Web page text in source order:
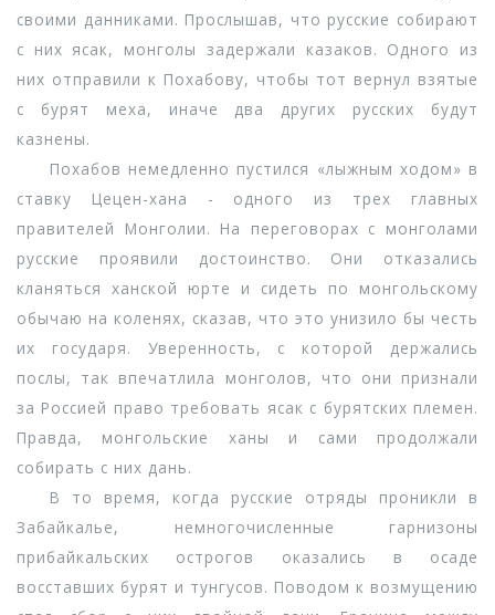
своими данниками. Прослышав, что русские собирают
с них ясак, монголы задержали казаков. Одного из
них отправили к Похабову, чтобы тот вернул взятые
с бурят меха, иначе два других русских будут
казнены.
Похабов немедленно пустился «лыжным ходом» в
ставку Цецен-хана - одного из трех главных
правителей Монголии. На переговорах с монголами
русские проявили достоинство. Они отказались
кланяться ханской юрте и сидеть по монгольскому
обычаю на коленях, сказав, что это унизило бы честь
их государя. Уверенность, с которой держались
послы, так впечатлила монголов, что они признали
за Россией право требовать ясак с бурятских племен.
Правда, монгольские ханы и сами продолжали
собирать с них дань.
В то время, когда русские отряды проникли в
Забайкалье, немногочисленные гарнизоны
прибайкальских острогов оказались в осаде
восставших бурят и тунгусов. Поводом к возмущению